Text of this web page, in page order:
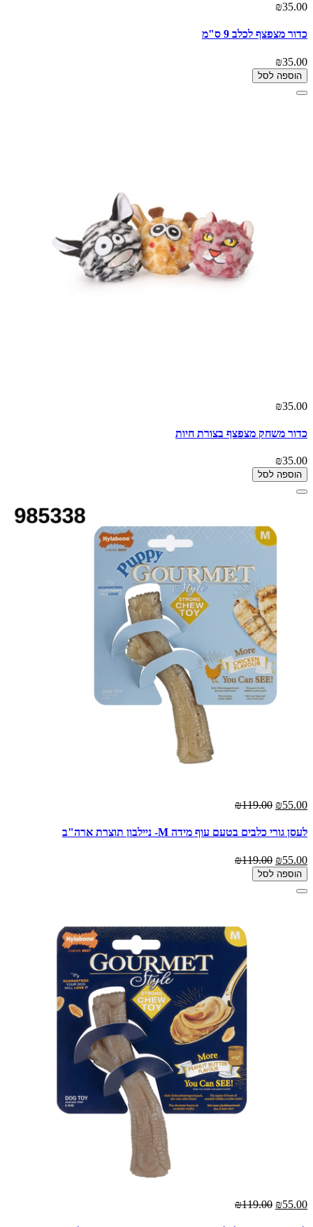
₪35.00
כדור מצפצף לכלב 9 ס"מ
₪35.00
הוספה לסל
₪35.00
כדור משחק מצפצף בצורת חיות
₪35.00
הוספה לסל
₪55.00
₪119.00
לעסן גורי כלבים בטעם עוף מידה M- ניילבון תוצרת ארה"ב
₪55.00
₪119.00
הוספה לסל
₪55.00
₪119.00